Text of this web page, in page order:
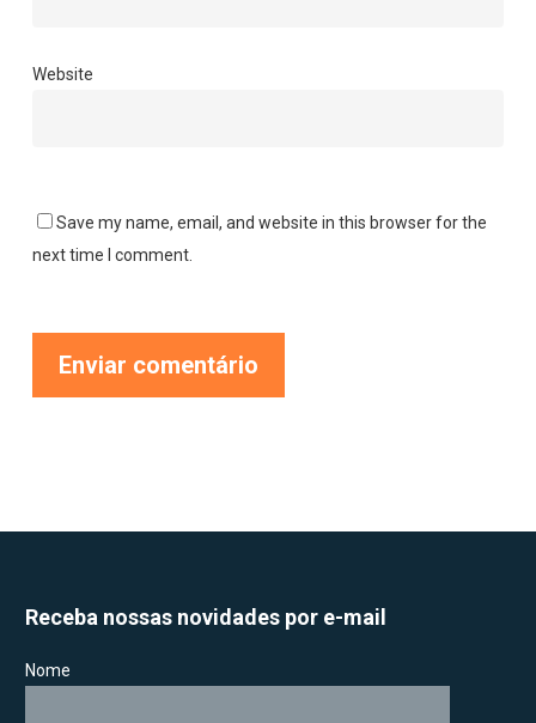
Website
Save my name, email, and website in this browser for the
next time I comment.
Receba nossas novidades por e-mail
Nome